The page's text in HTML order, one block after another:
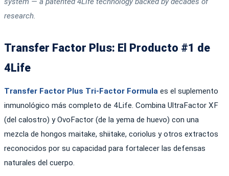
research.
Transfer Factor Plus: El Producto #1 de
4Life
Transfer Factor Plus Tri-Factor Formula es el suplemento
inmunológico más completo de 4Life. Combina UltraFactor XF
(del calostro) y OvoFactor (de la yema de huevo) con una
mezcla de hongos maitake, shiitake, coriolus y otros extractos
reconocidos por su capacidad para fortalecer las defensas
naturales del cuerpo.